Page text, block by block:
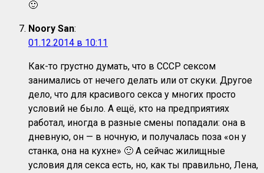
🙂
Noory San:
01.12.2014 в 10:11
Как-то грустно думать, что в СССР сексом
занимались от нечего делать или от скуки. Другое
дело, что для красивого секса у многих просто
условий не было. А ещё, кто на предприятиях
работал, иногда в разные смены попадали: она в
дневную, он — в ночную, и получалась поза «он у
станка, она на кухне» 🙂 А сейчас жилищные
условия для секса есть, но, как ты правильно, Лена,